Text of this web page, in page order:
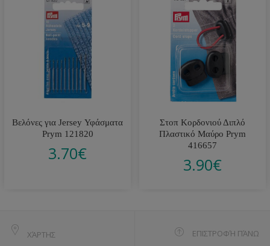
Βελόνες για Jersey Υφάσματα
Prym 121820
3.70€
Στοπ Κορδονιού Διπλό
Πλαστικό Μαύρο Prym
416657
3.90€
ΧΆΡΤΗΣ ΕΠΙΣΤΡΟΦΉ ΠΆΝΩ